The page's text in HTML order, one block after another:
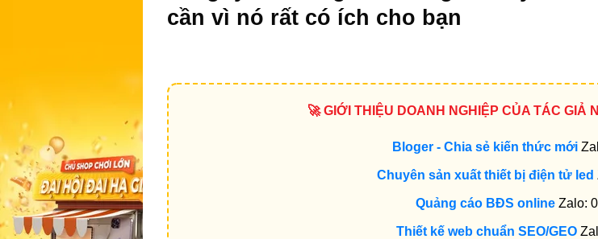
cần vì nó rất có ích cho bạn
🚀 GIỚI THIỆU DOANH NGHIỆP CỦA TÁC GIẢ
Bloger - Chia sẻ kiến thức mới
Chuyên sản xuất thiết bị điện tử led
Quảng cáo BĐS onlineZalo:
Thiết kế web chuẩn SEO/GEO